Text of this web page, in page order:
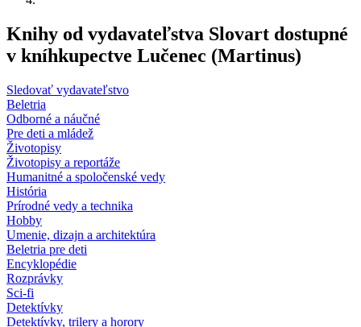
Knihy od vydavateľstva Slovart dostupné
v kníhkupectve Lučenec (Martinus)
Sledovať vydavateľstvo
Beletria
Odborné a náučné
Pre deti a mládež
Životopisy
Životopisy a reportáže
Humanitné a spoločenské vedy
História
Prírodné vedy a technika
Hobby
Umenie, dizajn a architektúra
Beletria pre deti
Encyklopédie
Rozprávky
Sci-fi
Detektívky
Detektívky, trilery a horory